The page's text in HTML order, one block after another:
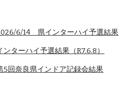
6/14 県インターハイ予選結果
ンターハイ予選結果（R7.6.8）
5回奈良県インドア記録会結果